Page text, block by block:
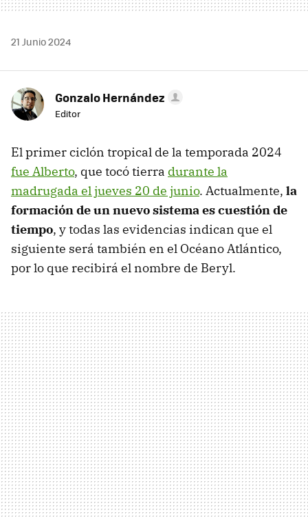
21 Junio 2024
Gonzalo Hernández
Editor
El primer ciclón tropical de la temporada 2024
fue Alberto, que tocó tierra durante la
madrugada el jueves 20 de junio. Actualmente, la
formación de un nuevo sistema es cuestión de
tiempo, y todas las evidencias indican que el
siguiente será también en el Océano Atlántico,
por lo que recibirá el nombre de Beryl.